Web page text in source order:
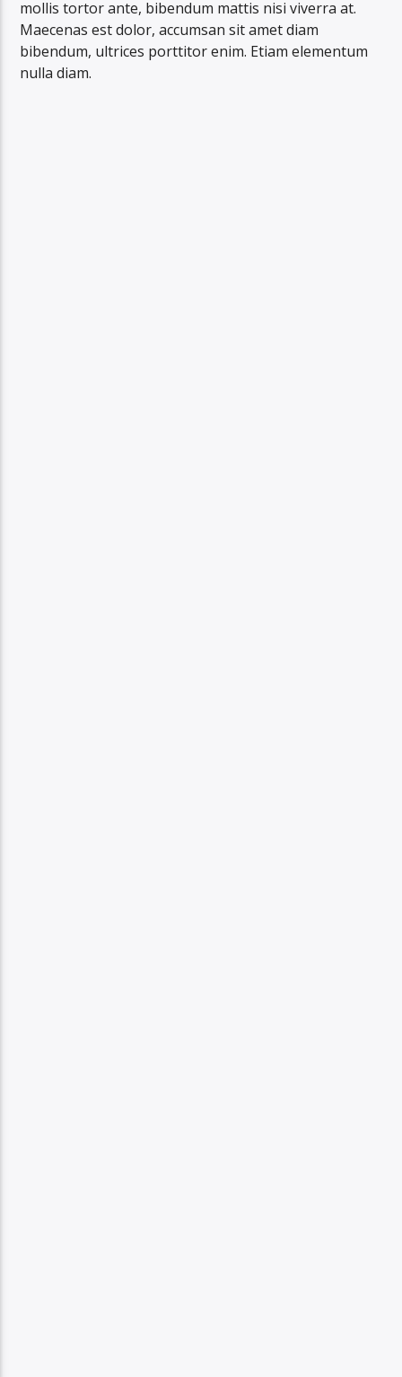
mollis tortor ante, bibendum mattis nisi viverra at.
Maecenas est dolor, accumsan sit amet diam
bibendum, ultrices porttitor enim. Etiam elementum
nulla diam.